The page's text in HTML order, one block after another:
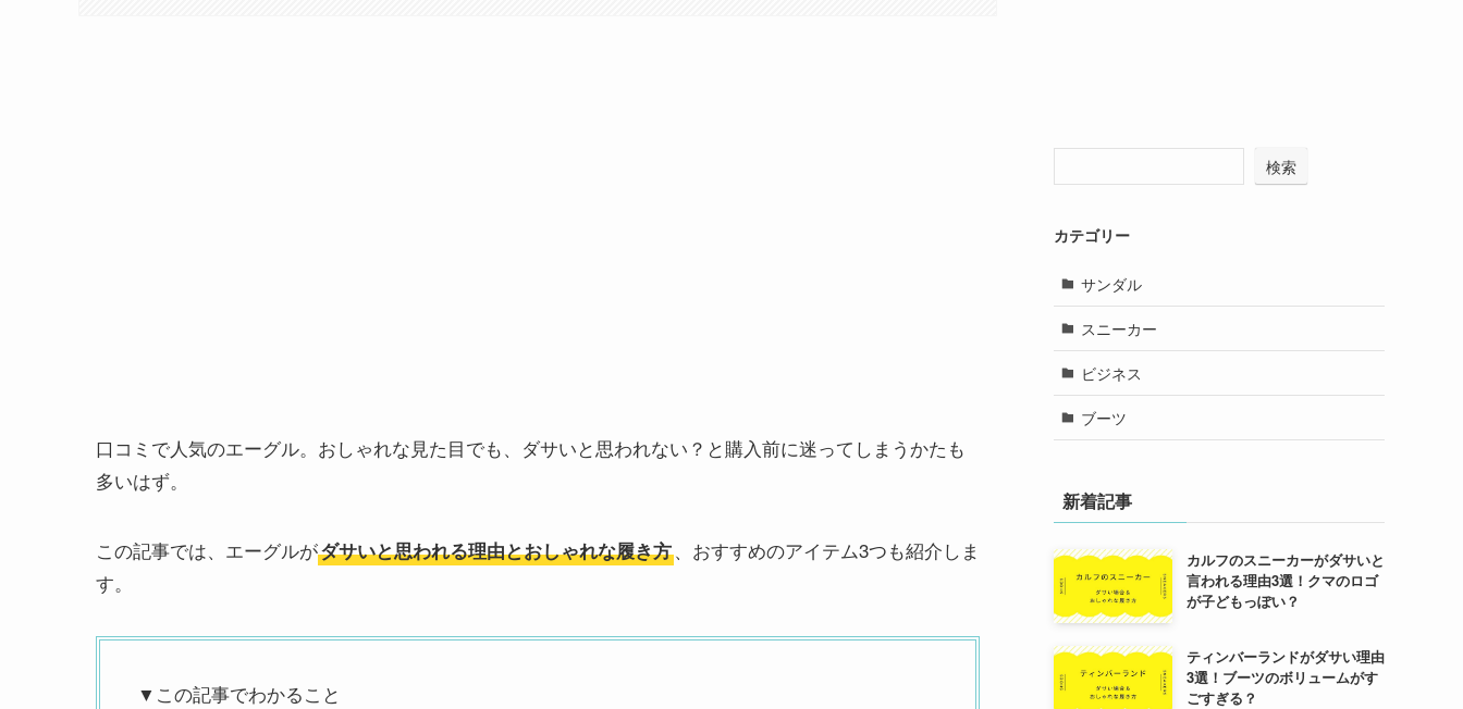
口コミで人気のエーグル。おしゃれな見た目でも、ダサいと思われない？と購入前に迷ってしまうかたも
多いはず。
この記事では、エーグルがダサいと思われる理由とおしゃれな履き方、おすすめのアイテム3つも紹介しま
す。
▼この記事でわかること
検索
カテゴリー
サンダル
スニーカー
ビジネス
ブーツ
新着記事
カルフのスニーカーがダサいと
言われる理由3選！クマのロゴ
が子どもっぽい？
ティンバーランドがダサい理由
3選！ブーツのボリュームがす
ごすぎる？